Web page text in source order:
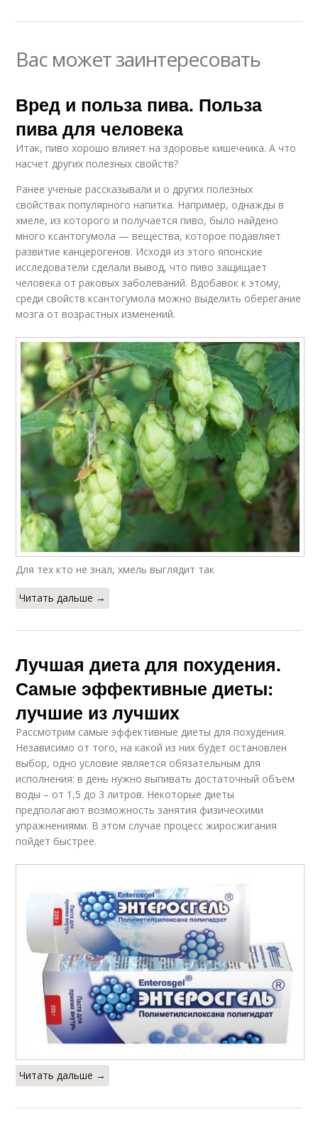
Вас может заинтересовать
Вред и польза пива. Польза
пива для человека
Итак, пиво хорошо влияет на здоровье кишечника. А что
насчет других полезных свойств?
Ранее ученые рассказывали и о других полезных
свойствах популярного напитка. Например, однажды в
хмеле, из которого и получается пиво, было найдено
много ксантогумола — вещества, которое подавляет
развитие канцерогенов. Исходя из этого японские
исследователи сделали вывод, что пиво защищает
человека от раковых заболеваний. Вдобавок к этому,
среди свойств ксантогумола можно выделить оберегание
мозга от возрастных изменений.
Для тех кто не знал, хмель выглядит так
Читать дальше →
Лучшая диета для похудения.
Самые эффективные диеты:
лучшие из лучших
Рассмотрим самые эффективные диеты для похудения.
Независимо от того, на какой из них будет остановлен
выбор, одно условие является обязательным для
исполнения: в день нужно выпивать достаточный объем
воды – от 1,5 до 3 литров. Некоторые диеты
предполагают возможность занятия физическими
упражнениями. В этом случае процесс жиросжигания
пойдет быстрее.
Читать дальше →